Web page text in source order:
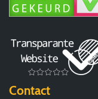
Contact